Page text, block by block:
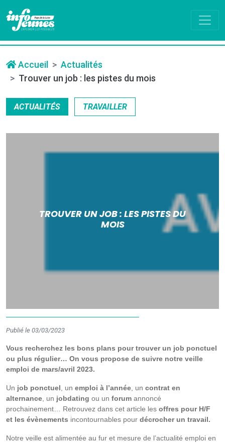
Accueil
Actualités
Trouver un job : les pistes du mois
ACTUALITÉS TRAVAILLER
TROUVER UN JOB : LES PISTES DU
MOIS
Publié le 03/03/2023
Vous recherchez les bons plans pour trouver un job ponctuel
ou plus régulier… On vous propose de suivre notre veille
emploi de mars/avril 2023.
Un job ponctuel, un emploi à l’année, un contrat en
alternance, un jobdating ou un forum annoncé
prochainement… Retrouvez dans cet article les offres pour H/F
et les évènements incontournables pour décrocher un travail.
Notre veille est alimentée au fur et mesure de l’actualité emploi en